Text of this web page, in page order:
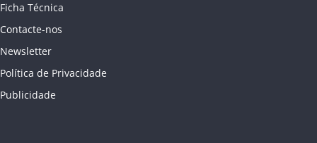
Ficha Técnica
Contacte-nos
Newsletter
Política de Privacidade
Publicidade